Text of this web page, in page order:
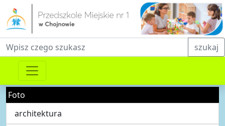
Fraza do wyszukiwania szukaj
Foto
architektura